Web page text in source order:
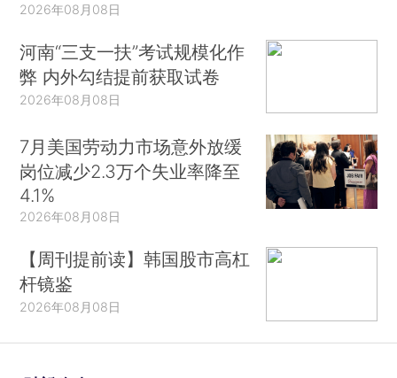
2026年08月08日
河南“三支一扶”考试规模化作
弊 内外勾结提前获取试卷
2026年08月08日
7月美国劳动力市场意外放缓
岗位减少2.3万个失业率降至
4.1%
2026年08月08日
【周刊提前读】韩国股市高杠
杆镜鉴
2026年08月08日